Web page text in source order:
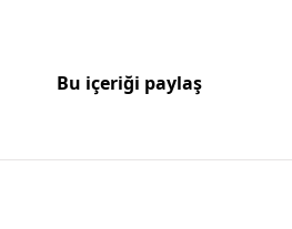
Bu içeriği paylaş